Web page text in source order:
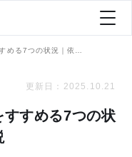
更新日： 2025.10.21
すめる7つの状